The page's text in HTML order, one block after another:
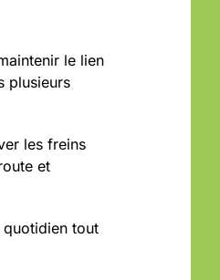
le lien
plusieurs
les freins
et
tout